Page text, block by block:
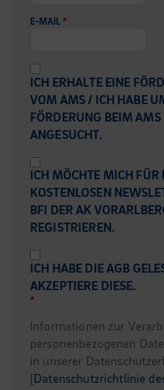
E-MAIL *
ICH ERHALTE EINE
VOM AMS / ICH HABE
FÖRDERUNG BEIM AMS
ANGESUCHT.
ICH MÖCHTE MICH FÜR
KOSTENLOSEN
BFI DER AK
REGISTRIEREN.
ICH HABE DIEAGB
AKZEPTIERE DIESE.
*
Informationen zur
personenbezogenen
in unserer
Datenschutzrichtlinie